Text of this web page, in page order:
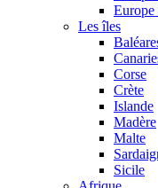
Europe
Les îles
Corse
Crète
Islande
Madère
Malte
Sicile